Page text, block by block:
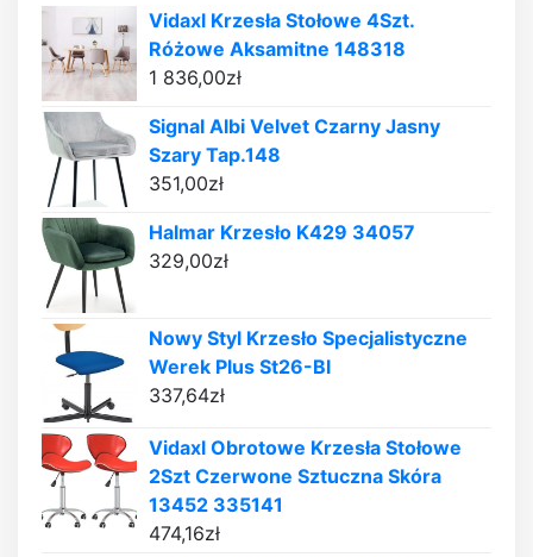
Vidaxl Krzesła Stołowe 4Szt.
Różowe Aksamitne 148318
1 836,00zł
Signal Albi Velvet Czarny Jasny
Szary Tap.148
351,00zł
Halmar Krzesło K429 34057
329,00zł
Nowy Styl Krzesło Specjalistyczne
Werek Plus St26-Bl
337,64zł
Vidaxl Obrotowe Krzesła Stołowe
2Szt Czerwone Sztuczna Skóra
13452 335141
474,16zł